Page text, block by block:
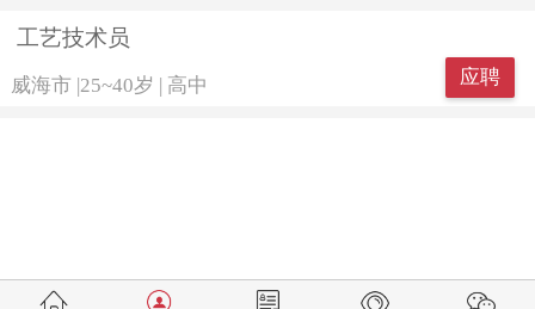
工艺技术员
威海市 |25~40岁 | 高中 应聘